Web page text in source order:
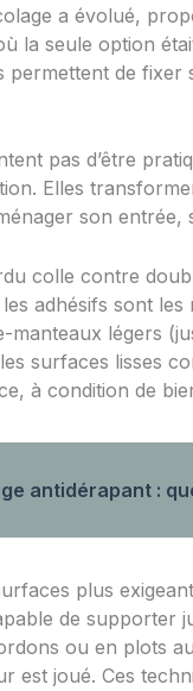
a évolué,
la seule option
permettent de fixer
pas d’être
Elles
son entrée,
colle contre
adhésifs sont les
légers
surfaces lisses
à condition de
antidérapant :
plus
de supporter
ou en plots
est joué. Ces